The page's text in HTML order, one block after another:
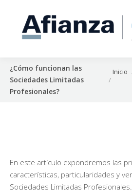
¿Cómo funcionan las
Sociedades Limitadas
Profesionales?
EstásInicio
En este artículo expondremos las
características, particularidades y
Sociedades Limitadas Profesionales.